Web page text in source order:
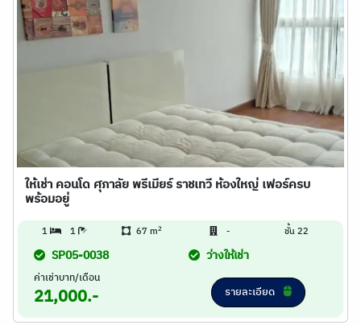
ให้เช่า คอนโด ศุภาลัย พรีเมียร์ ราชเทวี ห้องใหญ่ เฟอร์ครบ
พร้อมอยู่
1 1 67 m2 - ชั้น 22
SP05-0038 ว่างให้เช่า
ค่าเช่าบาท/เดือน
21,000.- รายละเอียด